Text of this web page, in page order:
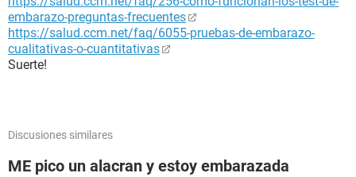
embarazo-preguntas-frecuentes
https://salud.ccm.net/faq/6055-pruebas-de-embarazo-
cualitativas-o-cuantitativas
Suerte!
Discusiones similares
ME pico un alacran y estoy embarazada